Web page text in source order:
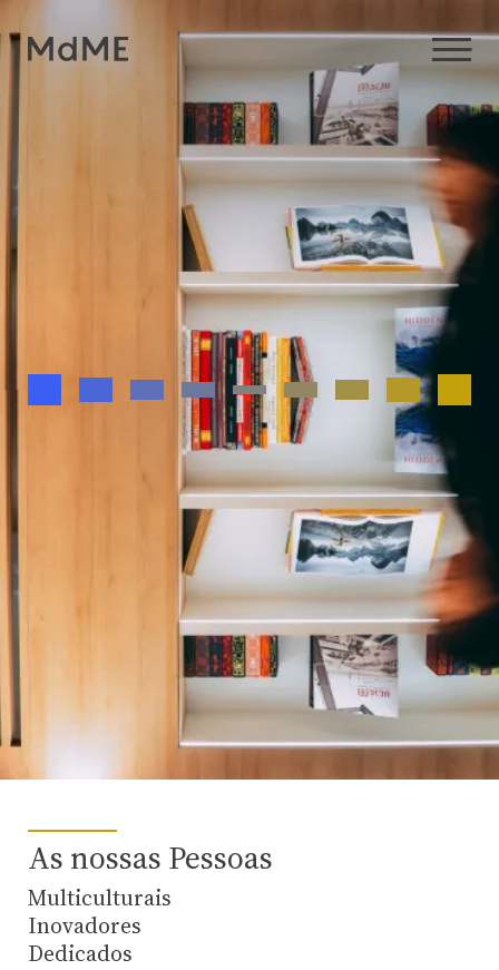
As nossas Pessoas
Multiculturais
Inovadores
Dedicados